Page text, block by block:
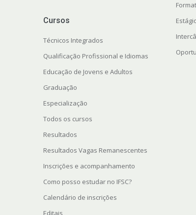
Cursos
Técnicos Integrados
Qualificação Profissional e Idiomas
Educação de Jovens e Adultos
Graduação
Especialização
Todos os cursos
Resultados
Resultados Vagas Remanescentes
Inscrições e acompanhamento
Como posso estudar no IFSC?
Calendário de inscrições
Editais